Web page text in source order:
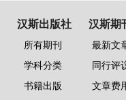
汉斯出版社
所有期刊
学科分类
书籍出版
汉斯期
最新文
同行评
文章费